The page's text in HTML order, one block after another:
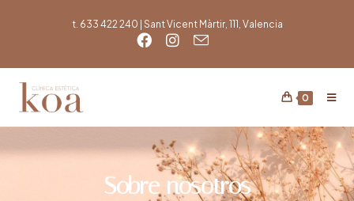
t. 633 422 240 | Sant Vicent Màrtir, 111, Valencia
0
Sobre nosotros